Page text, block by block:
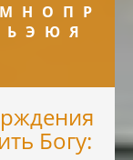
М Н О П Р
Ь Э Ю Я
Богу: